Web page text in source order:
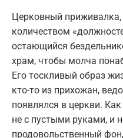
Церковный
количеством
остающийся
храм, чтобы молча
Его тоскливый образ
кто-то из прихожан,
появлялся в церкви.
не с пустыми руками, и
продовольственный